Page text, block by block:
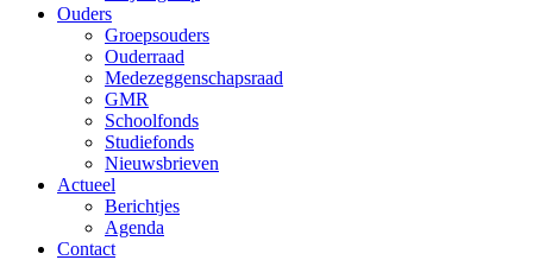
Ouders
Groepsouders
Ouderraad
Medezeggenschapsraad
GMR
Schoolfonds
Studiefonds
Nieuwsbrieven
Actueel
Berichtjes
Agenda
Contact